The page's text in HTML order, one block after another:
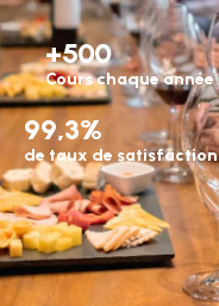
+500
Cours chaque année
99,3%
de taux de satisfaction